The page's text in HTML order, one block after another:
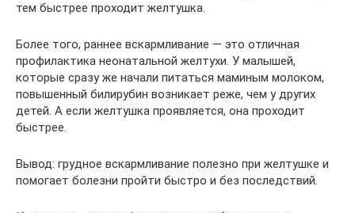
тем быстрее проходит желтушка.
Более того, раннее вскармливание — это отличная
профилактика неонатальной желтухи. У малышей,
которые сразу же начали питаться маминым молоком,
повышенный билирубин возникает реже, чем у других
детей. А если желтушка проявляется, она проходит
быстрее.
Вывод: грудное вскармливание полезно при желтушке и
помогает болезни пройти быстро и без последствий.